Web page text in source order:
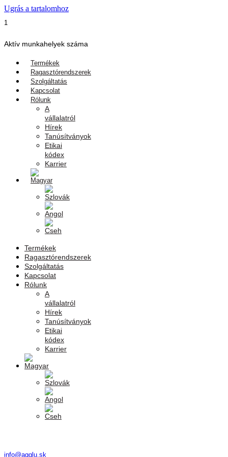
Ugrás a tartalomhoz
1
Aktív munkahelyek száma
Termékek
Ragasztórendszerek
Szolgáltatás
Kapcsolat
Rólunk
A
vállalatról
Hírek
Tanúsítványok
Etikai
kódex
Karrier
Termékek
Ragasztórendszerek
Szolgáltatás
Kapcsolat
Rólunk
A
vállalatról
Hírek
Tanúsítványok
Etikai
kódex
Karrier
info@agglu.sk